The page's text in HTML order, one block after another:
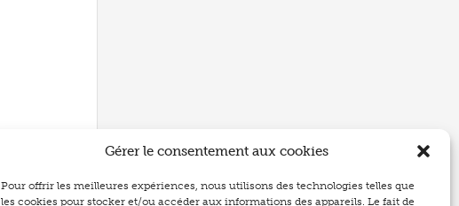
Gérer le consentement aux cookies
Pour offrir les meilleures expériences, nous utilisons des technologies telles que
les cookies pour stocker et/ou accéder aux informations des appareils. Le fait de